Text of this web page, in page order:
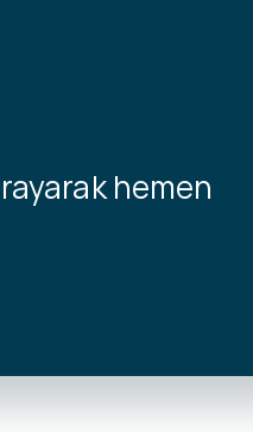
hemen